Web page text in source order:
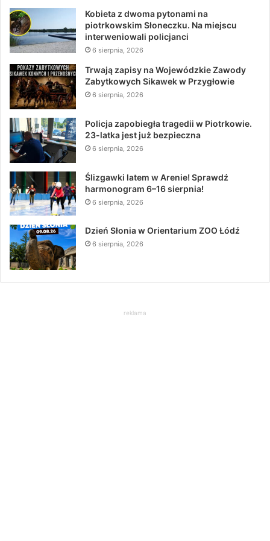
Kobieta z dwoma pytonami na
piotrkowskim Słoneczku. Na miejscu
interweniowali policjanci
6 sierpnia, 2026
Trwają zapisy na Wojewódzkie Zawody
Zabytkowych Sikawek w Przygłowie
6 sierpnia, 2026
Policja zapobiegła tragedii w Piotrkowie.
23-latka jest już bezpieczna
6 sierpnia, 2026
Ślizgawki latem w Arenie! Sprawdź
harmonogram 6–16 sierpnia!
6 sierpnia, 2026
Dzień Słonia w Orientarium ZOO Łódź
6 sierpnia, 2026
reklama